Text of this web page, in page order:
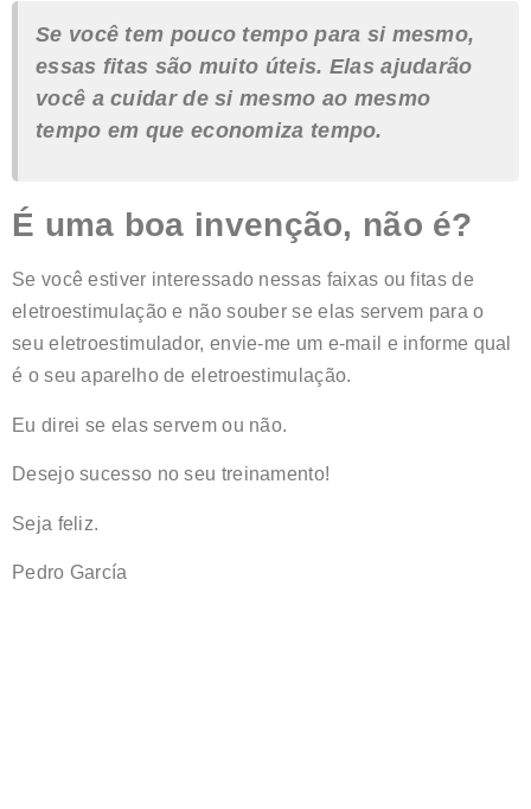
base em
classificações
de clientes
Se você tem pouco tempo para si mesmo,
essas fitas são muito úteis. Elas ajudarão
você a cuidar de si mesmo ao mesmo
tempo em que economiza tempo.
É uma boa invenção, não é?
Se você estiver interessado nessas faixas ou fitas de
eletroestimulação e não souber se elas servem para o
seu eletroestimulador, envie-me um e-mail e informe qual
é o seu aparelho de eletroestimulação.
Eu direi se elas servem ou não.
Desejo sucesso no seu treinamento!
Seja feliz.
Pedro García